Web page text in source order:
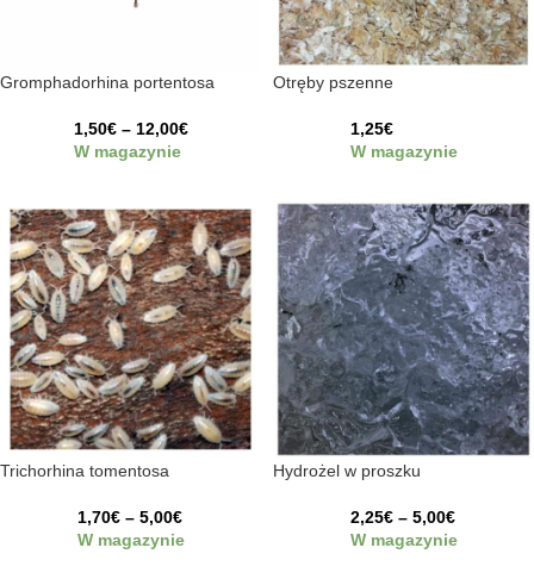
Gromphadorhina portentosa
1,50€ – 12,00€
W magazynie
Otręby pszenne
1,25€
W magazynie
Trichorhina tomentosa
1,70€ – 5,00€
W magazynie
Hydrożel w proszku
2,25€ – 5,00€
W magazynie